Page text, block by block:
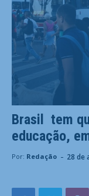
Brasil tem
educação,
Por: Redação - 28 de